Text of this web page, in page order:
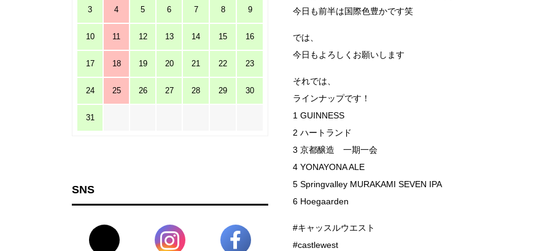
今日も前半は国際色豊かです笑
では、
今日もよろしくお願いします
それでは、
ラインナップです！
1 GUINNESS
2 ハートランド
3 京都醸造 一期一会
4 YONAYONA ALE
5 Springvalley MURAKAMI SEVEN IPA
6 Hoegaarden
#キャッスルウエスト
#castlewest
3 4 5 6 7 8 9
10 11 12 13 14 15 16
17 18 19 20 21 22 23
24 25 26 27 28 29 30
31
SNS